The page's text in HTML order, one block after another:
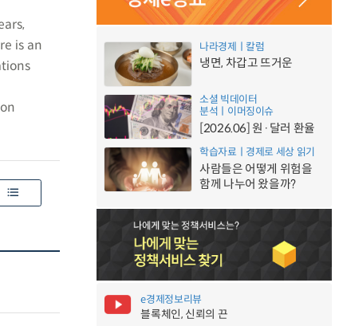
is an
나라경제ㅣ칼럼
냉면, 차갑고 뜨거운
소셜 빅데이터
분석ㅣ이머징이슈
[2026.06] 원·달러 환율
학습자료ㅣ경제로 세상 읽기
사람들은 어떻게 위험을
함께 나누어 왔을까?
e경제정보리뷰
블록체인, 신뢰의 끈